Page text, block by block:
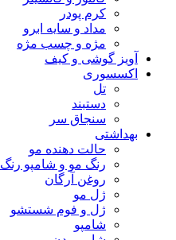
کرم پودر
مداد و سایه ابرو
مژه و چسب مژه
آویز گوشی و کیف
اکسسوری
تل
دستبند
سنجاق سر
بهداشتی
حالت دهنده مو
رنگ مو و شامپو رنگ
روغن آرگان
ژل مو
ژل و فوم شستشو
شامپو